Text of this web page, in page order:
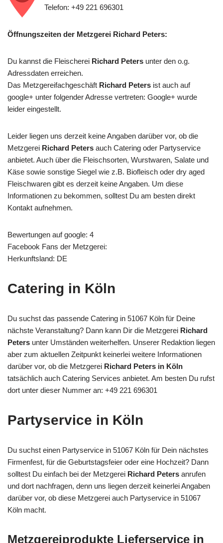
Telefon: +49 221 696301
Öffnungszeiten der Metzgerei Richard Peters:
Du kannst die Fleischerei Richard Peters unter den o.g.
Adressdaten erreichen.
Das Metzgereifachgeschäft Richard Peters ist auch auf
google+ unter folgender Adresse vertreten: Google+ wurde
leider eingestellt.
Leider liegen uns derzeit keine Angaben darüber vor, ob die
Metzgerei Richard Peters auch Catering oder Partyservice
anbietet. Auch über die Fleischsorten, Wurstwaren, Salate und
Käse sowie sonstige Siegel wie z.B. Biofleisch oder dry aged
Fleischwaren gibt es derzeit keine Angaben. Um diese
Informationen zu bekommen, solltest Du am besten direkt
Kontakt aufnehmen.
Bewertungen auf google: 4
Facebook Fans der Metzgerei:
Herkunftsland: DE
Catering in Köln
Du suchst das passende Catering in 51067 Köln für Deine
nächste Veranstaltung? Dann kann Dir die Metzgerei Richard
Peters unter Umständen weiterhelfen. Unserer Redaktion liegen
aber zum aktuellen Zeitpunkt keinerlei weitere Informationen
darüber vor, ob die Metzgerei Richard Peters in Köln
tatsächlich auch Catering Services anbietet. Am besten Du rufst
dort unter dieser Nummer an: +49 221 696301
Partyservice in Köln
Du suchst einen Partyservice in 51067 Köln für Dein nächstes
Firmenfest, für die Geburtstagsfeier oder eine Hochzeit? Dann
solltest Du einfach bei der Metzgerei Richard Peters anrufen
und dort nachfragen, denn uns liegen derzeit keinerlei Angaben
darüber vor, ob diese Metzgerei auch Partyservice in 51067
Köln macht.
Metzgereiprodukte Lieferservice in